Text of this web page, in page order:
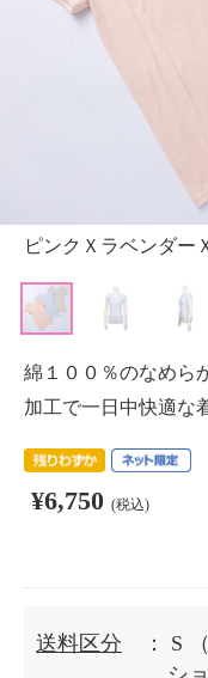
ピンクＸラベンダー
綿１００％のなめら
加工で一日中快適な
¥6,750 (税込)
送料区分 ： S